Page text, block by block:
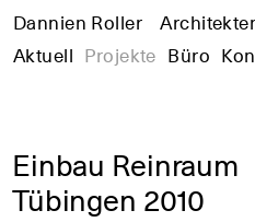
Dannien Roller
Aktuell Projekte Büro
Einbau Reinraum
Tübingen 2010
+ +